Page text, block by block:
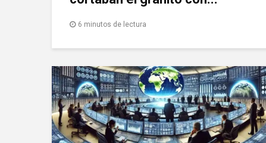
6 minutos de lectura